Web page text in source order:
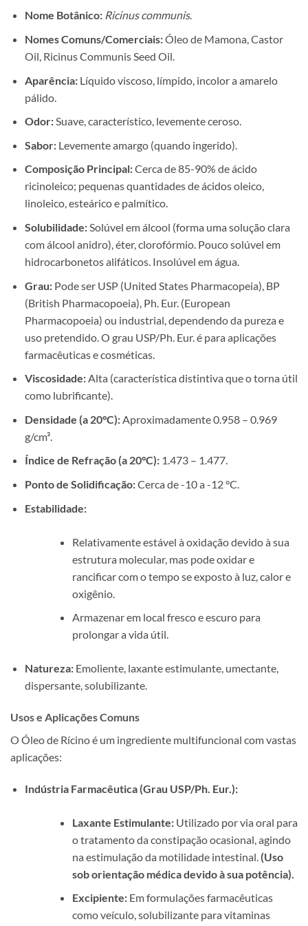
Nome Botânico: Ricinus communis.
Nomes Comuns/Comerciais:Óleo de Mamona, Castor
Oil, Ricinus Communis Seed Oil.
Aparência:Líquido viscoso, límpido, incolor a amarelo
pálido.
Odor:Suave, característico, levemente ceroso.
Sabor:Levemente amargo (quando ingerido).
Composição Principal:Cerca de 85-90% de ácido
ricinoleico; pequenas quantidades de ácidos oleico,
linoleico, esteárico e palmítico.
Solubilidade:Solúvel em álcool (forma uma solução clara
com álcool anidro), éter, clorofórmio. Pouco solúvel em
hidrocarbonetos alifáticos. Insolúvel em água.
Grau:Pode ser USP (United States Pharmacopeia), BP
(British Pharmacopoeia), Ph. Eur. (European
Pharmacopoeia) ou industrial, dependendo da pureza e
uso pretendido. O grau USP/Ph. Eur. é para aplicações
farmacêuticas e cosméticas.
Viscosidade:Alta (característica distintiva que o torna útil
como lubrificante).
Densidade (a 20°C):Aproximadamente 0.958 – 0.969
g/cm³.
Índice de Refração (a 20°C):1.473 – 1.477.
Ponto de Solidificação:Cerca de -10 a -12 °C.
Estabilidade:
Relativamente estável à oxidação devido à sua
estrutura molecular, mas pode oxidar e
rancificar com o tempo se exposto à luz, calor e
oxigênio.
Armazenar em local fresco e escuro para
prolongar a vida útil.
Natureza:Emoliente, laxante estimulante, umectante,
dispersante, solubilizante.
Usos e Aplicações Comuns
O Óleo de Rícino é um ingrediente multifuncional com vastas
aplicações:
Indústria Farmacêutica (Grau USP/Ph. Eur.):
Laxante Estimulante:Utilizado por via oral para
o tratamento da constipação ocasional, agindo
na estimulação da motilidade intestinal. (Uso
sob orientação médica devido à sua potência).
Excipiente:Em formulações farmacêuticas
como veículo, solubilizante para vitaminas